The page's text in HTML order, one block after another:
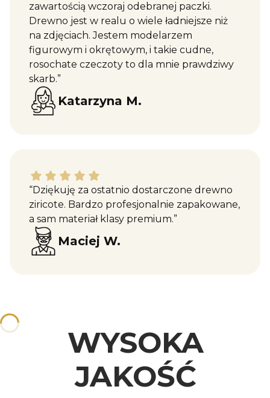
zawartością wczoraj odebranej paczki.
Drewno jest w realu o wiele ładniejsze niż
na zdjęciach. Jestem modelarzem
figurowym i okrętowym, i takie cudne,
rosochate czeczoty to dla mnie prawdziwy
skarb.”
Katarzyna M.
Maciej W. dał ocenę: 5
“Dziękuję za ostatnio dostarczone drewno
ziricote. Bardzo profesjonalnie zapakowane,
a sam materiał klasy premium.”
Maciej W.
WYSOKA
JAKOŚĆ